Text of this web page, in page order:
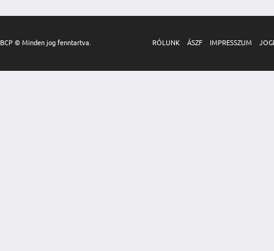
BCP © Minden jog fenntartva. RÓLUNK ÁSZF IMPRESSZUM